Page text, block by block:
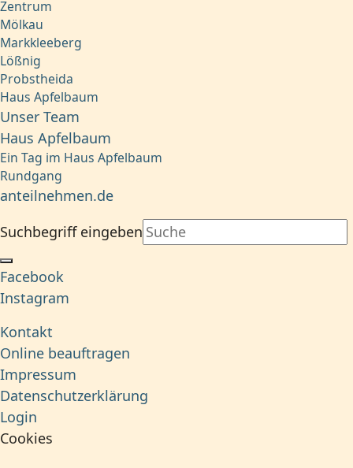
Zentrum
Mölkau
Markkleeberg
Lößnig
Probstheida
Haus Apfelbaum
Unser Team
Haus Apfelbaum
Ein Tag im Haus Apfelbaum
Rundgang
anteilnehmen.de
Suchbegriff eingeben
Facebook
Instagram
Kontakt
Online beauftragen
Impressum
Datenschutzerklärung
Login
Cookies